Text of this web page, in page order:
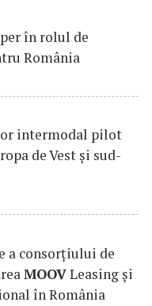
în rolul de
România
intermodal pilot
de Vest și sud-
a consorțiului de
MOOVLeasing și
în România